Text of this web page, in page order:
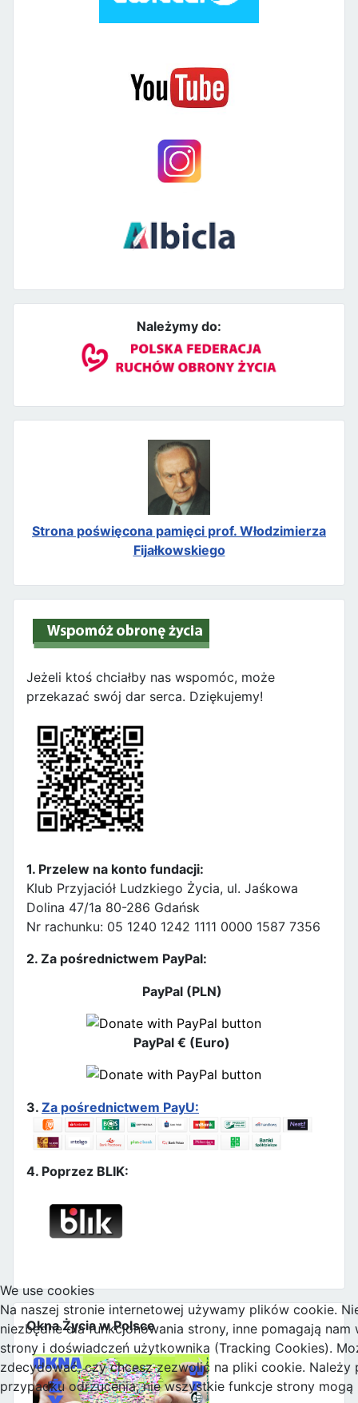
Należymy do:
Strona poświęcona pamięci prof. Włodzimierza
Fijałkowskiego
Jeżeli ktoś chciałby nas wspomóc, może
przekazać swój dar serca. Dziękujemy!
1. Przelew na konto fundacji:
Klub Przyjaciół Ludzkiego Życia, ul. Jaśkowa
Dolina 47/1a 80-286 Gdańsk
Nr rachunku: 05 1240 1242 1111 0000 1587 7356
2. Za pośrednictwem PayPal:
PayPal (PLN)
PayPal € (Euro)
3. Za pośrednictwem PayU:
4. Poprzez BLIK:
Okna Życia w Polsce
We use cookies
Na naszej stronie internetowej używamy plików cookie.
niezbędne dla funkcjonowania strony, inne pomagają nam
strony i doświadczeń użytkownika (Tracking Cookies).
zdecydować, czy chcesz zezwolić na pliki cookie. Należy
przypadku odrzucenia, nie wszystkie funkcje strony